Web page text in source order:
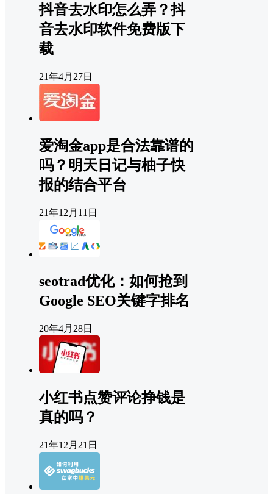
抖音去水印怎么弄？抖
音去水印软件免费版下
载
21年4月27日
爱淘金app是合法靠谱的
吗？明天日记与柚子快
报的结合平台
21年12月11日
seotrad优化：如何抢到
Google SEO关键字排名
20年4月28日
小红书点赞评论挣钱是
真的吗？
21年12月21日